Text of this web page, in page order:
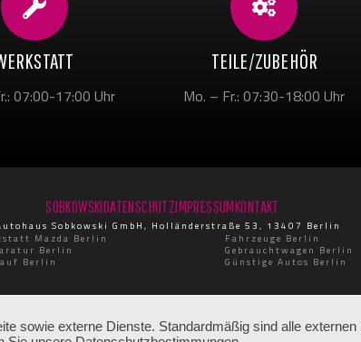
07:00-17:00 Uhr
TEILE/ZUBEHÖR
Mo. – Fr.: 07:30-18:00 Uhr
SOBKOWSKIDATENSCHUTZIMPRESSUMKONTAKT
Sobkowski GmbH, Holländerstraße 53, 13407 Berlin
Mazda Berlin
Berlin
Berlin
Fahrzeuge Berlin
Gebrauchtwagen Berlin
Günstige Autos Berlin
sowie externe Dienste. Standardmäßig sind alle